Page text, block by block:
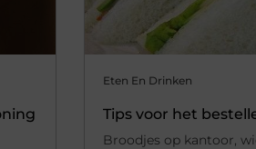
Eten En Drinken
Tips voor het
Broodjes op kantoor,